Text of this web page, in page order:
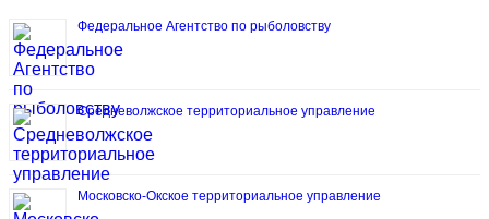
Федеральное Агентство по рыболовству
Средневолжское территориальное управление
Московско-Окское территориальное управление